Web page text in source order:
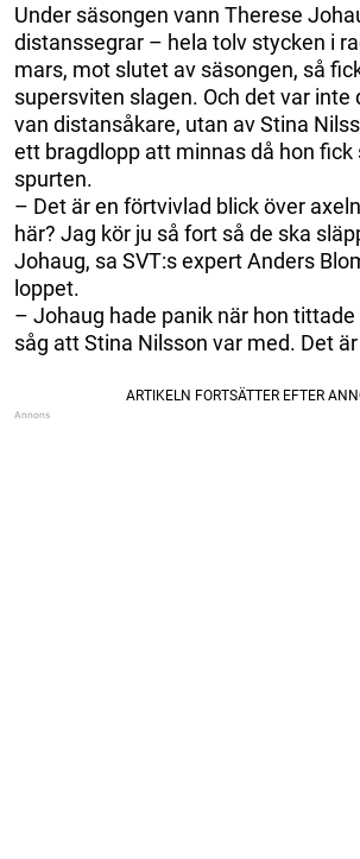
Under säsongen vann Therese
distanssegrar – hela tolv stycken i
mars, mot slutet av säsongen, så
supersviten slagen. Och det var inte
van distansåkare, utan av Stina
ett bragdlopp att minnas då hon fick
spurten.
– Det är en förtvivlad blick över
här? Jag kör ju så fort så de ska
Johaug, sa SVT:s expert Anders
loppet.
– Johaug hade panik när hon tittade
såg att Stina Nilsson var med. Det